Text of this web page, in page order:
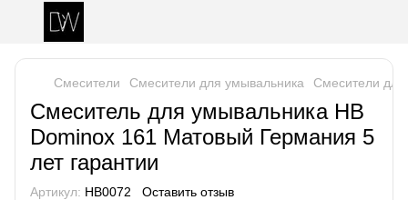
Смесители Смесители для умывальника Смесители
Смеситель для умывальника HB
Dominox 161 Матовый Германия 5
лет гарантии
Артикул: HB0072 Оставить отзыв